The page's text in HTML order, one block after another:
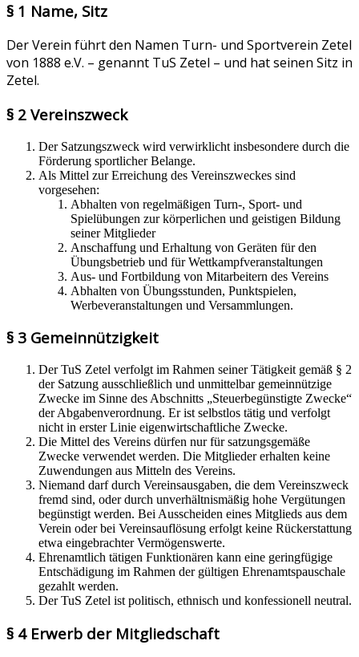
§ 1 Name, Sitz
Der Verein führt den Namen Turn- und Sportverein Zetel
von 1888 e.V. – genannt TuS Zetel – und hat seinen Sitz in
Zetel.
§ 2 Vereinszweck
Der Satzungszweck wird verwirklicht insbesondere durch die
Förderung sportlicher Belange.
Als Mittel zur Erreichung des Vereinszweckes sind
vorgesehen:
Abhalten von regelmäßigen Turn-, Sport- und
Spielübungen zur körperlichen und geistigen Bildung
seiner Mitglieder
Anschaffung und Erhaltung von Geräten für den
Übungsbetrieb und für Wettkampfveranstaltungen
Aus- und Fortbildung von Mitarbeitern des Vereins
Abhalten von Übungsstunden, Punktspielen,
Werbeveranstaltungen und Versammlungen.
§ 3 Gemeinnützigkeit
Der TuS Zetel verfolgt im Rahmen seiner Tätigkeit gemäß § 2
der Satzung ausschließlich und unmittelbar gemeinnützige
Zwecke im Sinne des Abschnitts „Steuerbegünstigte Zwecke“
der Abgabenverordnung. Er ist selbstlos tätig und verfolgt
nicht in erster Linie eigenwirtschaftliche Zwecke.
Die Mittel des Vereins dürfen nur für satzungsgemäße
Zwecke verwendet werden. Die Mitglieder erhalten keine
Zuwendungen aus Mitteln des Vereins.
Niemand darf durch Vereinsausgaben, die dem Vereinszweck
fremd sind, oder durch unverhältnismäßig hohe Vergütungen
begünstigt werden. Bei Ausscheiden eines Mitglieds aus dem
Verein oder bei Vereinsauflösung erfolgt keine Rückerstattung
etwa eingebrachter Vermögenswerte.
Ehrenamtlich tätigen Funktionären kann eine geringfügige
Entschädigung im Rahmen der gültigen Ehrenamtspauschale
gezahlt werden.
Der TuS Zetel ist politisch, ethnisch und konfessionell neutral.
§ 4 Erwerb der Mitgliedschaft